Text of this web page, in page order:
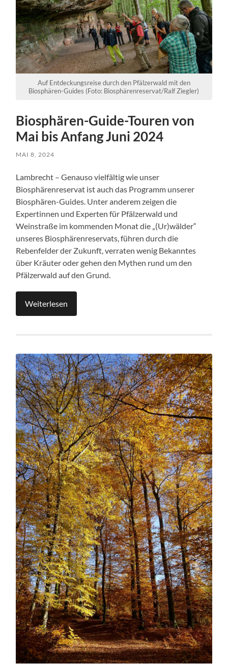
Auf Entdeckungsreise durch den Pfälzerwald mit den
Biosphären-Guides (Foto: Biosphärenreservat/Ralf Ziegler)
Biosphären-Guide-Touren von
Mai bis Anfang Juni 2024
MAI 8, 2024
Lambrecht – Genauso vielfältig wie unser
Biosphärenreservat ist auch das Programm unserer
Biosphären-Guides. Unter anderem zeigen die
Expertinnen und Experten für Pfälzerwald und
Weinstraße im kommenden Monat die „(Ur)wälder“
unseres Biosphärenreservats, führen durch die
Rebenfelder der Zukunft, verraten wenig Bekanntes
über Kräuter oder gehen den Mythen rund um den
Pfälzerwald auf den Grund.
Weiterlesen